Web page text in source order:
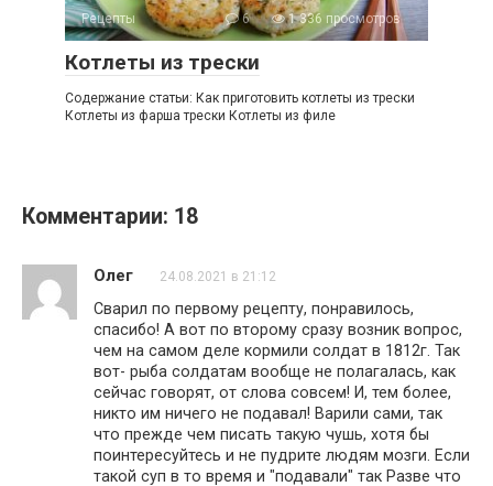
Рецепты 6 1 336 просмотров
Котлеты из трески
Содержание статьи: Как приготовить котлеты из трески
Котлеты из фарша трески Котлеты из филе
Комментарии: 18
Олег 24.08.2021 в 21:12
Сварил по первому рецепту, понравилось,
спасибо! А вот по второму сразу возник вопрос,
чем на самом деле кормили солдат в 1812г. Так
вот- рыба солдатам вообще не полагалась, как
сейчас говорят, от слова совсем! И, тем более,
никто им ничего не подавал! Варили сами, так
что прежде чем писать такую чушь, хотя бы
поинтересуйтесь и не пудрите людям мозги. Если
такой суп в то время и "подавали" так Разве что